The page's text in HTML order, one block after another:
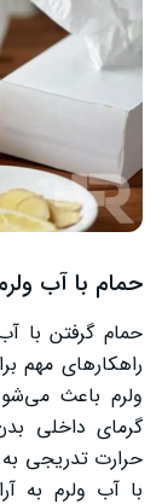
حمام با آب
حمام گرفتن با
راهکارهای مهم
ولرم باعث
گرمای داخلی
حرارت تدریجی
با آب ولرم به